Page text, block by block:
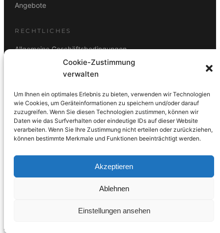
Cookie-Zustimmung
verwalten
Um Ihnen ein optimales Erlebnis zu bieten, verwenden wir Technologien
wie Cookies, um Geräteinformationen zu speichern und/oder darauf
zuzugreifen. Wenn Sie diesen Technologien zustimmen, können wir
Daten wie das Surfverhalten oder eindeutige IDs auf dieser Website
verarbeiten. Wenn Sie Ihre Zustimmung nicht erteilen oder zurückziehen,
können bestimmte Merkmale und Funktionen beeinträchtigt werden.
Akzeptieren
Ablehnen
Einstellungen ansehen
Angebote
RECHTLICHES
Allgemeine Geschäftsbedingungen
Rücktrittsbelehrung
ZAHLUNGSARTEN
Vorkasse Visa Mastercard Link PayPal
G-Pay
© 2026 DS Lampen GmbH. Alle Rechte vorbehalten.
Made with care in Wien 🇦🇹